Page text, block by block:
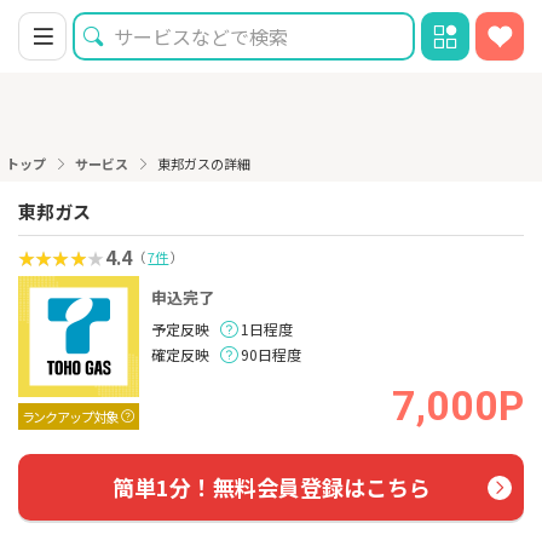
トップ サービス 東邦ガスの詳細
東邦ガス
4.4（7件）
ランクアップ対象
申込完了
予定反映
1日程度
確定反映
90日程度
7,000P
簡単1分！無料会員登録はこちら